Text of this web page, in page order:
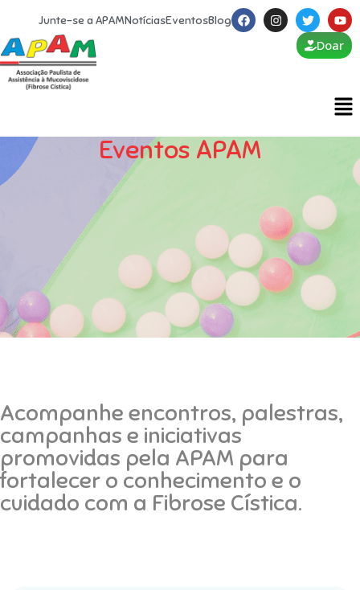
Junte-se a APAMNotíciasEventosBlog
Doar
Eventos APAM
Acompanhe encontros, palestras,
campanhas e iniciativas
promovidas pela APAM para
fortalecer o conhecimento e o
cuidado com a Fibrose Cística.